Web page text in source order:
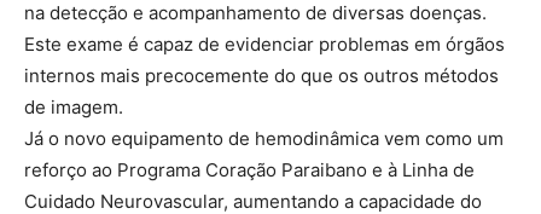
na detecção e acompanhamento de diversas doenças.
Este exame é capaz de evidenciar problemas em órgãos
internos mais precocemente do que os outros métodos
de imagem.
Já o novo equipamento de hemodinâmica vem como um
reforço ao Programa Coração Paraibano e à Linha de
Cuidado Neurovascular, aumentando a capacidade do